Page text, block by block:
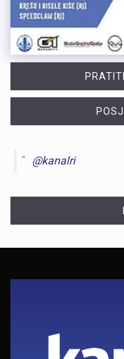
@kanalri